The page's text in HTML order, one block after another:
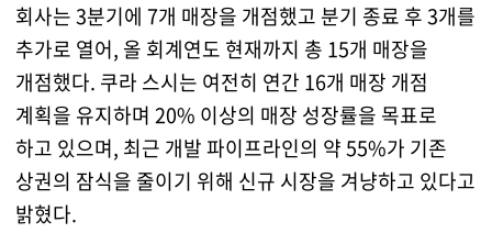
회사는 3분기에 7개 매장을 개점했고 분기 종료 후 3개를
추가로 열어, 올 회계연도 현재까지 총 15개 매장을
개점했다. 쿠라 스시는 여전히 연간 16개 매장 개점
계획을 유지하며 20% 이상의 매장 성장률을 목표로
하고 있으며, 최근 개발 파이프라인의 약 55%가 기존
상권의 잠식을 줄이기 위해 신규 시장을 겨냥하고 있다고
밝혔다.